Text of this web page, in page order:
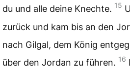
du und alle deine Knechte. 15
zurück und kam bis an den
nach Gilgal, dem König
über den Jordan zu führen. 16